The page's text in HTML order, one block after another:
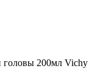
головы 200мл Vichy